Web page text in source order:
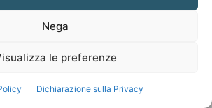
Nega
le preferenze
Dichiarazione sulla Privacy